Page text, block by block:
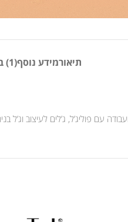
תיאורמידע נוסף(1) ביקורות
עם פוליג’ל, ג’לים לעיצוב וג’ל